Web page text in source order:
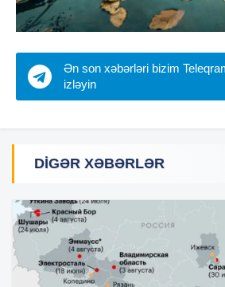
Ən son xəbərləri bizim
izləyin
DIGƏR XƏBƏRLƏR